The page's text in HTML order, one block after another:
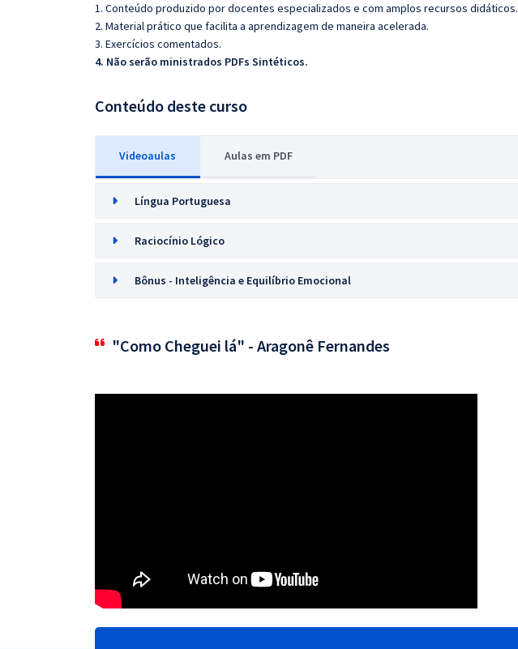
1. Conteúdo produzido por docentes especializados e com amplos recursos didáticos.
2. Material prático que facilita a aprendizagem de maneira acelerada.
3. Exercícios comentados.
4. Não serão ministrados PDFs Sintéticos.
Conteúdo deste curso
Videoaulas Aulas em PDF
Língua Portuguesa
Raciocínio Lógico
Bônus - Inteligência e Equilíbrio Emocional
"Como Cheguei lá" - Aragonê Fernandes